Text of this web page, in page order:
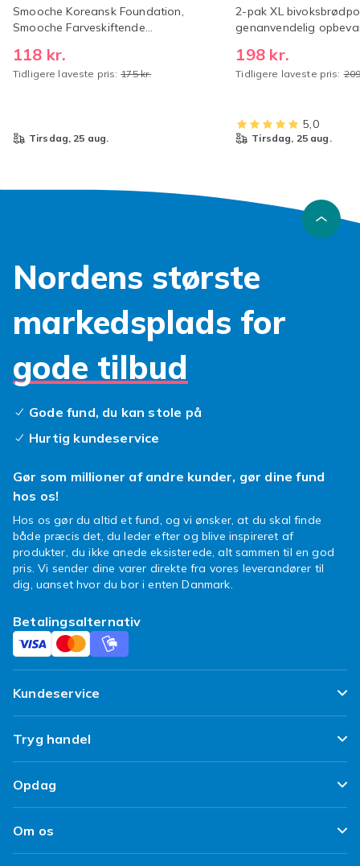
Smooche Koreansk Foundation,
Smooche Farveskiftende
118 kr.
Tidligere laveste pris: 175 kr.
tirsdag, 25 aug.
2-pak XL
genanvendelig
198 kr.
Tidligere laveste pris:
5,0
tirsdag, 25 aug.
Nordens største
markedsplads for
gode tilbud
Gode fund, du kan stole på
Hurtig kundeservice
Gør som millioner af andre kunder, gør dine fund
hos os!
Hos os gør du altid et fund, og vi ønsker, at du skal finde
både præcis det, du leder efter og blive inspireret af
produkter, du ikke anede eksisterede, alt sammen til en god
pris. Vi sender dine varer direkte fra vores leverandører til
dig, uanset hvor du bor i enten Danmark.
Betalingsalternativ
Kundeservice
Ofte stillede spørgsmål
Spor min pakke
Levering
Fortryd & returner her
Tryg handel
Tilfredshedsgaranti
Kundeanmeldelser
Opdag
Top 100 fund
Design dit eget tøj
Om os